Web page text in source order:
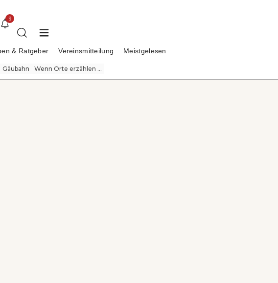
9
& Ratgeber Vereinsmitteilung Meistgelesen
Gäubahn Wenn Orte erzählen ...